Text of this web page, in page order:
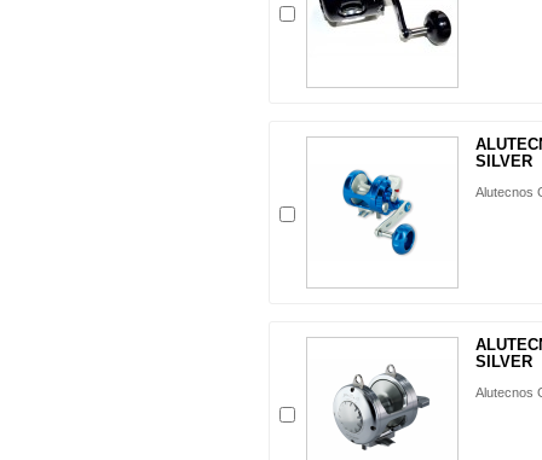
SILVER
Alutecnos
SILVER
Alutecnos